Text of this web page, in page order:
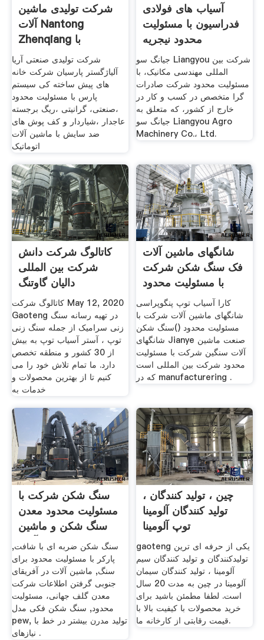
شرکت تولیدی ماشین
آلات Nantong
Zhenqiang با
مسئولیت محدود
شرکت تولیدی صنعتی آریا
آلیاژگستر پارسیان شرکت خانه
های پیش ساخته کی سیستم
پارس با مسئولیت محدود
،صنعتی، گرانیتی ،ریگ برجسته
عاجدار ،شیاردار و کف پوش های
ضد سایش با ماشین آلات
اتوماتیک
آسیاب های فولادی
فدراسیون با مسئولیت
محدود نیجریه
جیانگ سو Liangyou شرکت بین
المللی مهندسی مکانیک، با
مسئولیت محدود شرکت صادرات
گرا متخصص در کسب و کار در
خارج از کشور، که متعلق به
جیانگ سو Liangyou Agro
Machinery Co.، Ltd.
کاتالوگ شرکت دانش
شرکت بین المللی
دالیان گاوتنگ
کاتالوگ شرکت May 12, 2020
Gaoteng در تهیه رسانه سنگ
زنی سرامیک از جمله سنگ زنی
توپ ، آستر آسیاب توپ به بیش
از 30 کشور و منطقه تخصص
دارد. ما تمام تلاش خود را می
کنیم تا از بهترین محصولات و
خدمات به
شانگهای ماشین آلات
فک سنگ شکن شرکت
با مسئولیت محدود
کارا آسیاب توپ پنگوپراسی
شانگهای ماشین آلات شرکت با
مسئولیت محدود ()سنگ شکن
شانگهای Jianye صنعت ماشین
آلات سنگین شرکت با مسئولیت
محدود شرکت بین المللی است
که در manufacturering .
سنگ شکن شرکت با
مسئولیت محدود معدن
سنگ شکن و ماشین
آلات
سنگ شکن ضربه ای با شافت,
پارکر با مسئولیت محدود برای
سنگ, ماشین آلات در آفریقای
جنوبی گرفتن اطلاعات شرکت
معدن گلف جهانی، مسئولیت
محدود, سنگ شکن فکی مدل
pew, تولید مدرن بیشتر در خط با
نیازهای .
چین ، تولید کنندگان ،
تولید کنندگان آلومینا
توپ آلومینا
gaoteng یکی از حرفه ای ترین
تولیدکنندگان و تولید کنندگان سیم
آلومینا ، تولید کنندگان سیمان
آلومینا در چین به مدت 20 سال
است. لطفا مطمئن باشید برای
خرید محصولات با کیفیت بالا با
قیمت رقابتی از کارخانه ما.